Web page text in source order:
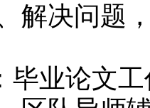
解决问题
毕业论文